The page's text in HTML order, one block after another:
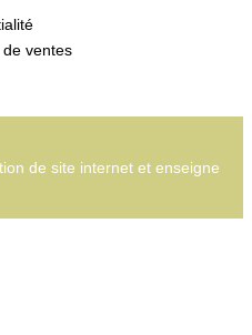
ventes
de site internet et enseigne